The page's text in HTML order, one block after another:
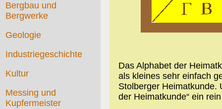
Bergbau und
Bergwerke
Geologie
Industriegeschichte
Kultur
Messing und
Kupfermeister
Das Alphabet der
als kleines sehr einfach
Stolberger Heimatkunde.
der Heimatkunde“ ein